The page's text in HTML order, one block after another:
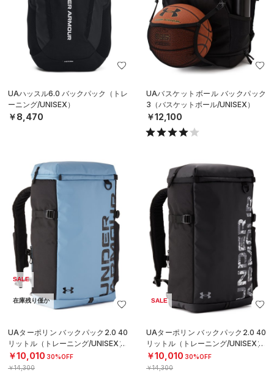
UAハッスル6.0 バックパック（トレ
ーニング/UNISEX）
￥8,470
UAバスケットボール バックパック
3（バスケットボール/UNISEX）
￥12,100
SALE
在庫残り僅か
UAターポリン バックパック2.0 40
リットル（トレーニング/UNISEX）
￥10,010 30%OFF
￥14,300
SALE
UAターポリン バックパック2.0 40
リットル（トレーニング/UNISEX）
￥10,010 30%OFF
￥14,300